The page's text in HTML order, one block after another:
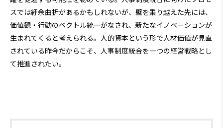
スでは紆余曲折があるかもしれないが、壁を乗り越えた先には、
価値観・行動のベクトル統一がなされ、新たなイノベーションが
生まれてくると考えられる。人的資本という形で人材価値が見直
されている昨今だからこそ、人事制度統合を一つの経営戦略とし
て推進されたい。